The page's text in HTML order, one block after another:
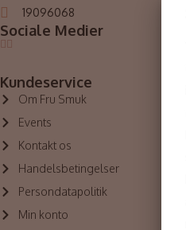
19096068
Sociale Medier
Kundeservice
Om Fru Smuk
Events
Kontakt os
Handelsbetingelser
Persondatapolitik
Min konto